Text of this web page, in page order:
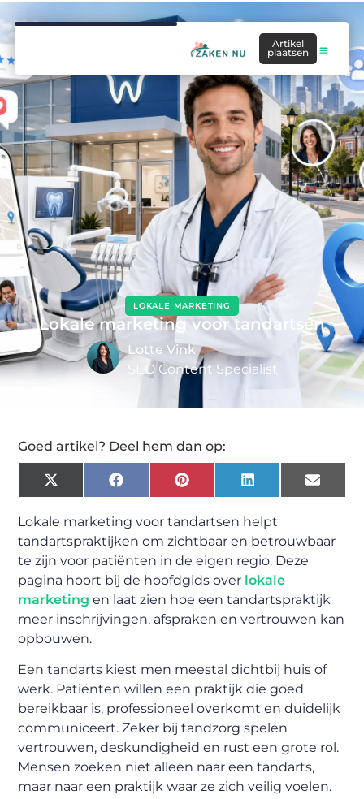
Artikel
plaatsen
LOKALE MARKETING
Lokale marketing voor tandartsen
Lotte Vink
SEO Content Specialist
Goed artikel? Deel hem dan op:
X
(Twitter)
FacebookPinterestLinkedIn Email
Lokale marketing voor tandartsen helpt
tandartspraktijken om zichtbaar en betrouwbaar
te zijn voor patiënten in de eigen regio. Deze
pagina hoort bij de hoofdgids over lokale
marketing en laat zien hoe een tandartspraktijk
meer inschrijvingen, afspraken en vertrouwen kan
opbouwen.
Een tandarts kiest men meestal dichtbij huis of
werk. Patiënten willen een praktijk die goed
bereikbaar is, professioneel overkomt en duidelijk
communiceert. Zeker bij tandzorg spelen
vertrouwen, deskundigheid en rust een grote rol.
Mensen zoeken niet alleen naar een tandarts,
maar naar een praktijk waar ze zich veilig voelen.